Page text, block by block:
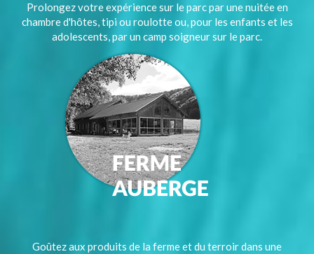
Prolongez votre expérience sur le parc par une nuitée en
chambre d'hôtes, tipi ou roulotte ou, pour les enfants et les
adolescents, par un camp soigneur sur le parc.
Goûtez aux produits de la ferme et du terroir dans une